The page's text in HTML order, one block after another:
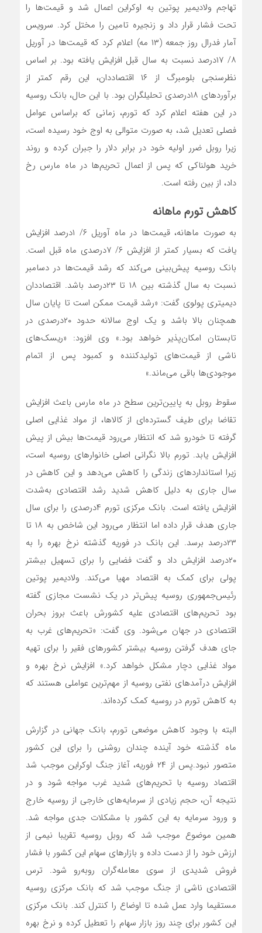
تهاجم ولادیمیر پوتین به اوکراین اعمال شد و قیمت‌ها را
تحت فشار قرار داد و زنجیره تامین را مختل کرد. سرویس
آمار فدرال روز جمعه (۱۳ مه) اعلام کرد که قیمت‌ها در آوریل
۸/ ۱۷‌درصد نسبت به سال قبل افزایش یافته بود. بر اساس
نظرسنجی بلومبرگ از ۱۶ اقتصاددان، این رقم کمتر از
برآوردهای ۱۸درصدی تحلیلگران بود. با این حال، بانک روسیه
در این هفته اعلام کرد که تورم، زمانی که براساس عوامل
فصلی تعدیل شد، به صورت متوالی به اوج خود رسیده است،
زیرا روبل ضرر اولیه خود در برابر دلار را جبران کرده و روند
خرید هولناکی که پس از اعمال تحریم‌ها در ماه مارس رخ
داد، از بین رفته است.
کاهش تورم ماهانه
به صورت ماهانه، قیمت‌ها در ماه آوریل ۶/ ۱‌درصد افزایش
یافت که بسیار کمتر از افزایش ۶/ ۷درصدی ماه قبل است.
بانک روسیه پیش‌بینی می‌کند که رشد قیمت‌ها در دسامبر
نسبت به سال گذشته بین ۱۸ تا ۲۳‌درصد باشد. اقتصاددان
دیمیتری پولوی گفت: «رشد قیمت ممکن است تا پایان سال
همچنان بالا باشد و یک اوج سالانه حدود ۲۰‌درصدی در
تابستان امکان‌‌‌پذیر خواهد بود.» وی افزود: «ریسک‌‌‌های
ناشی از قیمت‌های تولیدکننده و کمبود پس از اتمام
موجودی‌‌‌ها باقی می‌‌‌ماند.»
سقوط روبل به پایین‌ترین سطح در ماه مارس باعث افزایش
تقاضا برای طیف گسترده‌ای از کالاها، از مواد غذایی اصلی
گرفته تا خودرو شد که انتظار می‌رود قیمت‌ها بیش از پیش
افزایش یابد. تورم بالا نگرانی اصلی خانوارهای روسیه است،
زیرا استانداردهای زندگی را کاهش می‌دهد و این کاهش در
سال ‌جاری به دلیل کاهش شدید رشد اقتصادی به‌شدت
افزایش یافته است. بانک مرکزی تورم ۴درصدی را برای سال
‌جاری هدف قرار داده اما انتظار می‌رود این شاخص به ۱۸ تا
۲۳‌درصد برسد. این بانک در فوریه گذشته نرخ بهره را به
۲۰‌درصد افزایش داد و گفت فضایی را برای تسهیل بیشتر
پولی برای کمک به اقتصاد مهیا می‌کند. ولادیمیر پوتین
رئیس‌جمهوری روسیه پیش‌تر در یک نشست مجازی گفته
بود تحریم‌های اقتصادی علیه کشورش باعث بروز بحران
اقتصادی در جهان می‌شود. وی گفت: «تحریم‌‌‌های غرب به
جای هدف گرفتن روسیه بیشتر کشورهای فقیر را برای تهیه
مواد غذایی دچار مشکل خواهد کرد.» افزایش نرخ بهره و
افزایش درآمدهای نفتی روسیه از مهم‌ترین عواملی هستند که
به کاهش تورم در روسیه کمک کرده‌‌‌اند.
البته با وجود کاهش موضعی تورم، بانک جهانی در گزارش
ماه گذشته خود آینده چندان روشنی را برای این کشور
متصور نبود.پس از ۲۴ فوریه، آغاز جنگ اوکراین موجب شد
اقتصاد روسیه با تحریم‌‌‌های شدید غرب مواجه شود و در
نتیجه آن، حجم زیادی از سرمایه‌‌‌های خارجی از روسیه خارج
و ورود سرمایه به این کشور با مشکلات جدی مواجه شد.
همین موضوع موجب شد که روبل روسیه تقریبا نیمی از
ارزش خود را از دست داده و بازارهای سهام این کشور با فشار
فروش شدیدی از سوی معامله‌‌‌گران روبه‌‌‌رو شود. ترس
اقتصادی ناشی از جنگ موجب شد که بانک مرکزی روسیه
مستقیما وارد عمل شده تا اوضاع را کنترل کند. بانک مرکزی
این کشور برای چند روز بازار سهام را تعطیل کرده و نرخ بهره